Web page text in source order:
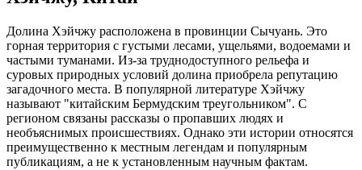
Долина Хэйчжу расположена в провинции Сычуань. Это
горная территория с густыми лесами, ущельями, водоемами и
частыми туманами. Из-за труднодоступного рельефа и
суровых природных условий долина приобрела репутацию
загадочного места. В популярной литературе Хэйчжу
называют "китайским Бермудским треугольником". С
регионом связаны рассказы о пропавших людях и
необъяснимых происшествиях. Однако эти истории относятся
преимущественно к местным легендам и популярным
публикациям, а не к установленным научным фактам.